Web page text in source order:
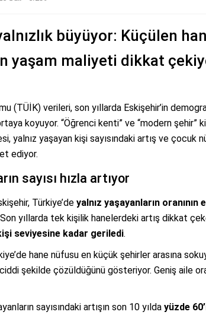
büyüyor: Küçülen
yaşam maliyeti dikkat
(TÜİK) verileri, son yıllarda Eskişehir’in
koyuyor. “Öğrenci kenti” ve “modern şehir”
yalnız yaşayan kişi sayısındaki artış ve çocuk
ediyor.
sayısı hızla artıyor
Türkiye’de yalnız yaşayanların
yıllarda tek kişilik hanelerdeki artış dikkat
seviyesine kadar geriledi.
hane nüfusu en küçük şehirler arasına
ciddi şekilde çözüldüğünü gösteriyor. Geniş aile
sayısındaki artışın son 10 yılda yüzde